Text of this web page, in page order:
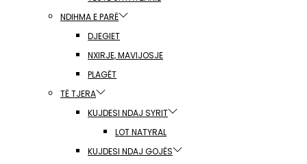
NDIHMA E PARË
DJEGIET
NXIRJE, MAVIJOSJE
PLAGËT
TË TJERA
KUJDESI NDAJ SYRIT
LOT NATYRAL
KUJDESI NDAJ GOJËS